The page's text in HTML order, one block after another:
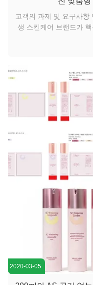
고객의 과제 및 요구사항
생 스킨케어 브랜드가
해 "부드럽고, 진정되고,
습니다. 스킨케어 선반에
에서 눈에 띄어 소비자
수 있는 부드러운 분홍색
해 "분홍색 비전"
2020-03-05